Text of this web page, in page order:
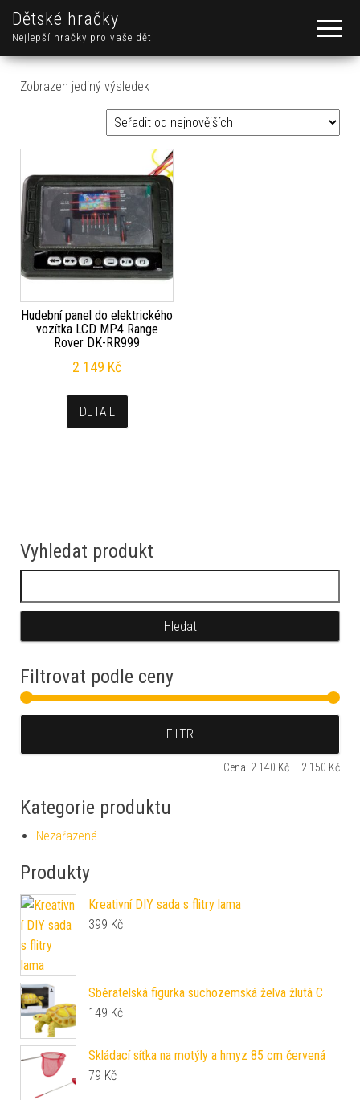
Dětské hračky
Nejlepší hračky pro vaše děti
Zobrazen jediný výsledek
Hudební panel do elektrického
vozítka LCD MP4 Range
Rover DK-RR999
2 149 Kč
DETAIL
Vyhledat produkt
Filtrovat podle ceny
FILTR
Cena: 2 140 Kč — 2 150 Kč
Kategorie produktu
Nezařazené
Produkty
Kreativní DIY sada s flitry lama
399 Kč
Sběratelská figurka suchozemská želva žlutá C
149 Kč
Skládací síťka na motýly a hmyz 85 cm červená
79 Kč